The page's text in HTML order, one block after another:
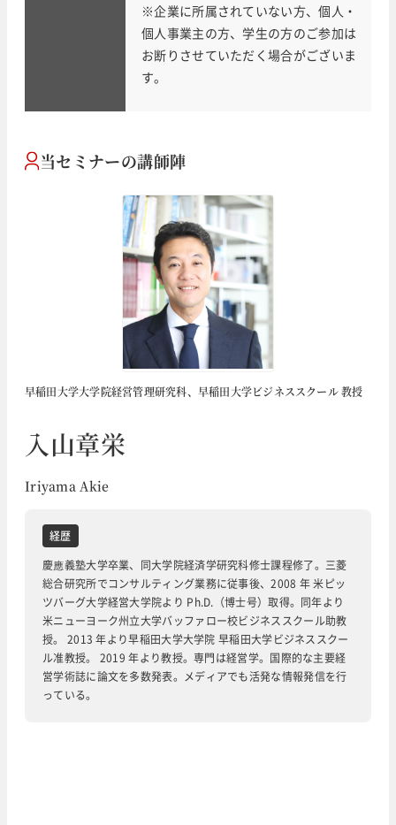
※企業に所属されていない方、個人・
個人事業主の方、学生の方のご参加は
お断りさせていただく場合がございま
す。
当セミナーの講師陣
早稲田大学大学院経営管理研究科、早稲田大学ビジネススクール 教授
入山章栄
Iriyama Akie
経歴
慶應義塾大学卒業、同大学院経済学研究科修士課程修了。三菱
総合研究所でコンサルティング業務に従事後、2008 年 米ピッ
ツバーグ大学経営大学院より Ph.D.（博士号）取得。同年より
米ニューヨーク州立大学バッファロー校ビジネススクール助教
授。 2013 年より早稲田大学大学院 早稲田大学ビジネススクー
ル准教授。 2019 年より教授。専門は経営学。国際的な主要経
営学術誌に論文を多数発表。メディアでも活発な情報発信を行
っている。